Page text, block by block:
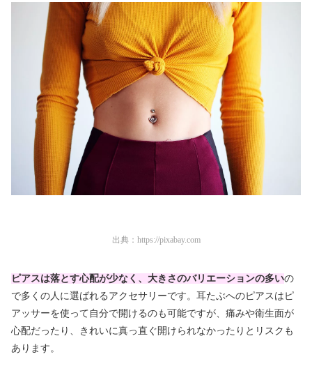
出典： https://pixabay.com
ピアスは落とす心配が少なく、 大き さのバリエーションの多いの
で多くの人に選ばれるアクセサリーです。耳たぶへのピアスはピ
アッサーを使って自分で開けるのも可能ですが、痛みや衛生面が
心配だったり、きれいに真っ直ぐ開けられなかったりとリスクも
あります。